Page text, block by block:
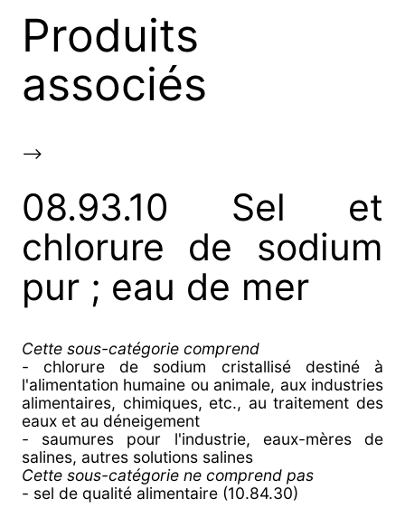
Produits
associés
-->
08.93.10 Sel et
chlorure de sodium
pur ; eau de mer
Cette sous-catégorie comprend
- chlorure de sodium cristallisé destiné à
l'alimentation humaine ou animale, aux industries
alimentaires, chimiques, etc., au traitement des
eaux et au déneigement
- saumures pour l'industrie, eaux-mères de
salines, autres solutions salines
Cette sous-catégorie ne comprend pas
- sel de qualité alimentaire (10.84.30)